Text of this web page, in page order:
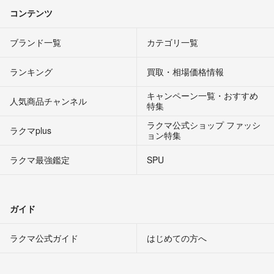
コンテンツ
ブランド一覧 カテゴリ一覧
ランキング 買取・相場価格情報
人気商品チャンネル
キャンペーン一覧・おすすめ
特集
ラクマplus
ラクマ公式ショップ ファッシ
ョン特集
ラクマ最強鑑定
SPU
ガイド
ラクマ公式ガイド はじめての方へ